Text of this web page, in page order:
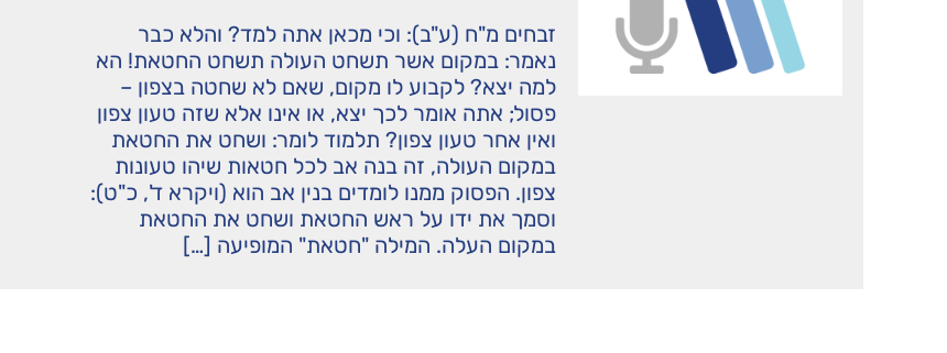
זבחים מ"ח (ע"ב): וכי מכאן אתה למד? והלא כבר
נאמר: במקום אשר תשחט העולה תשחט החטאת! הא
למה יצא? לקבוע לו מקום, שאם לא שחטה בצפון –
פסול; אתה אומר לכך יצא, או אינו אלא שזה טעון צפון
ואין אחר טעון צפון? תלמוד לומר: ושחט את החטאת
במקום העולה, זה בנה אב לכל חטאות שיהו טעונות
צפון. הפסוק ממנו לומדים בנין אב הוא (ויקרא ד', כ"ט):
וסמך את ידו על ראש החטאת ושחט את החטאת
במקום העלה. המילה "חטאת" המופיעה […]